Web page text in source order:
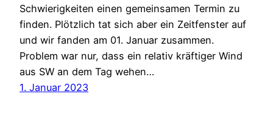
Schwierigkeiten einen gemeinsamen Termin zu
finden. Plötzlich tat sich aber ein Zeitfenster auf
und wir fanden am 01. Januar zusammen.
Problem war nur, dass ein relativ kräftiger Wind
aus SW an dem Tag wehen…
1. Januar 2023